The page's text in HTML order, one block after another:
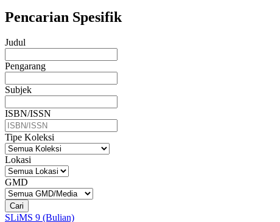
Pencarian Spesifik
Judul
Pengarang
Subjek
ISBN/ISSN
Tipe Koleksi
Lokasi
GMD
Cari
SLiMS 9 (Bulian)